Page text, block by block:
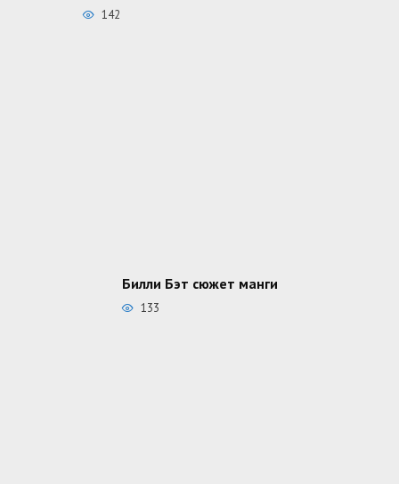
142
Билли Бэт сюжет манги
133